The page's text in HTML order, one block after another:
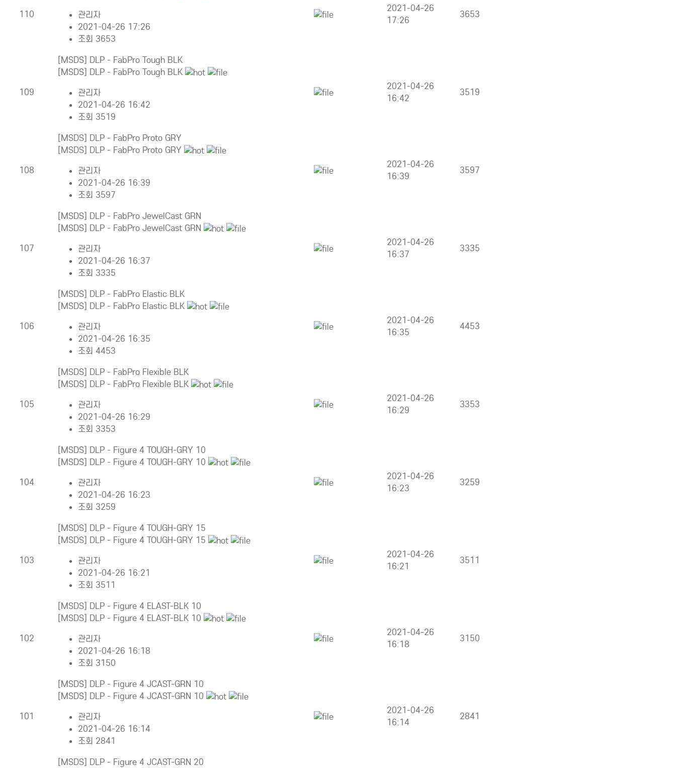
110
관리자
2021-04-26 17:26
조회 3653
2021-04-26
17:26
3653
109
[MSDS] DLP - FabPro Tough BLK
[MSDS] DLP - FabPro Tough BLK
관리자
2021-04-26 16:42
조회 3519
2021-04-26
16:42
3519
108
[MSDS] DLP - FabPro Proto GRY
[MSDS] DLP - FabPro Proto GRY
관리자
2021-04-26 16:39
조회 3597
2021-04-26
16:39
3597
107
[MSDS] DLP - FabPro JewelCast GRN
[MSDS] DLP - FabPro JewelCast GRN
관리자
2021-04-26 16:37
조회 3335
2021-04-26
16:37
3335
106
[MSDS] DLP - FabPro Elastic BLK
[MSDS] DLP - FabPro Elastic BLK
관리자
2021-04-26 16:35
조회 4453
2021-04-26
16:35
4453
105
[MSDS] DLP - FabPro Flexible BLK
[MSDS] DLP - FabPro Flexible BLK
관리자
2021-04-26 16:29
조회 3353
2021-04-26
16:29
3353
104
[MSDS] DLP - Figure 4 TOUGH-GRY 10
[MSDS] DLP - Figure 4 TOUGH-GRY 10
관리자
2021-04-26 16:23
조회 3259
2021-04-26
16:23
3259
103
[MSDS] DLP - Figure 4 TOUGH-GRY 15
[MSDS] DLP - Figure 4 TOUGH-GRY 15
관리자
2021-04-26 16:21
조회 3511
2021-04-26
16:21
3511
102
[MSDS] DLP - Figure 4 ELAST-BLK 10
[MSDS] DLP - Figure 4 ELAST-BLK 10
관리자
2021-04-26 16:18
조회 3150
2021-04-26
16:18
3150
101
[MSDS] DLP - Figure 4 JCAST-GRN 10
[MSDS] DLP - Figure 4 JCAST-GRN 10
관리자
2021-04-26 16:14
조회 2841
2021-04-26
16:14
2841
[MSDS] DLP - Figure 4 JCAST-GRN 20